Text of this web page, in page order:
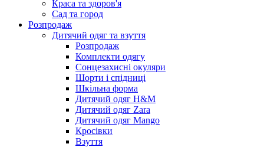
Краса та здоров'я
Сад та город
Розпродаж
Дитячий одяг та взуття
Розпродаж
Комплекти одягу
Сонцезахисні окуляри
Шорти і спідниці
Шкільна форма
Дитячий одяг H&M
Дитячий одяг Zara
Дитячий одяг Mango
Кросівки
Взуття